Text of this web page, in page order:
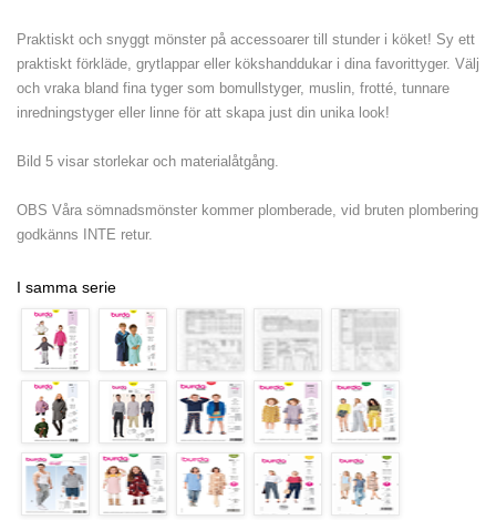
Praktiskt och snyggt mönster på accessoarer till stunder i köket! Sy ett
praktiskt förkläde, grytlappar eller kökshanddukar i dina favorittyger. Välj
och vraka bland fina tyger som bomullstyger, muslin, frotté, tunnare
inredningstyger eller linne för att skapa just din unika look!
Bild 5 visar storlekar och materialåtgång.
OBS Våra sömnadsmönster kommer plomberade, vid bruten plombering
godkänns INTE retur.
I samma serie